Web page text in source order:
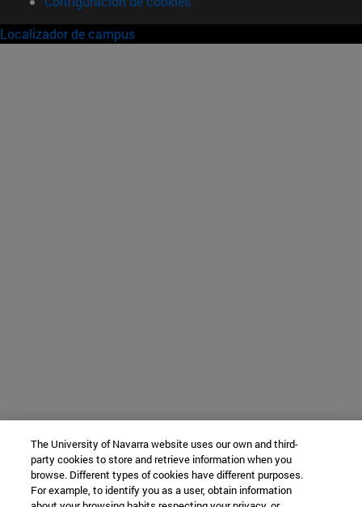
Localizador de campus
The University of Navarra website uses our own and third-
party cookies to store and retrieve information when you
browse. Different types of cookies have different purposes.
For example, to identify you as a user, obtain information